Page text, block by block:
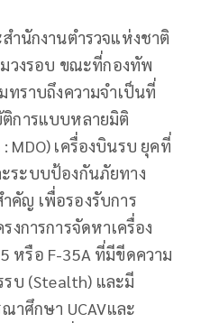
ำนักงานตำรวจแห่งชาติ
วงรอบ ขณะที่กองทัพ
ราบถึงความจำเป็นที่
การแบบหลายมิติ
MDO) เครื่องบินรบ ยุคที่
ะระบบป้องกันภัยทาง
คัญ เพื่อรองรับการ
การการจัดหาเครื่อง
หรือ F-35A ที่มีขีดความ
บ (Stealth) และมี
าศึกษา UCAVและ